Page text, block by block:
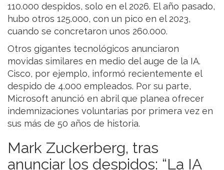
110.000 despidos, solo en el 2026. El año pasado,
hubo otros 125.000, con un pico en el 2023,
cuando se concretaron unos 260.000.
Otros gigantes tecnológicos anunciaron
movidas similares en medio del auge de la IA.
Cisco, por ejemplo, informó recientemente el
despido de 4.000 empleados. Por su parte,
Microsoft anunció en abril que planea ofrecer
indemnizaciones voluntarias por primera vez en
sus más de 50 años de historia.
Mark Zuckerberg, tras
anunciar los despidos: “La IA